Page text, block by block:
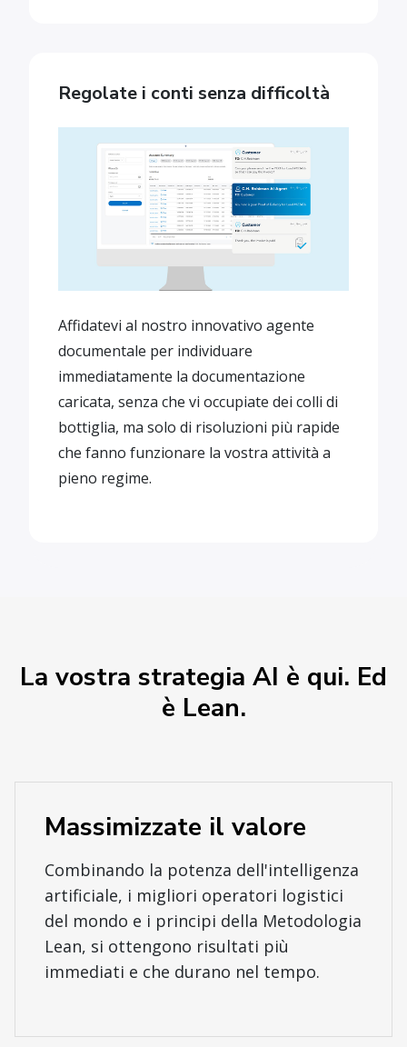
Regolate i conti senza difficoltà
Affidatevi al nostro innovativo agente
documentale per individuare
immediatamente la documentazione
caricata, senza che vi occupiate dei colli di
bottiglia, ma solo di risoluzioni più rapide
che fanno funzionare la vostra attività a
pieno regime.
La vostra strategia AI è qui. Ed
è Lean.
Massimizzate il valore
Combinando la potenza dell'intelligenza
artificiale, i migliori operatori logistici
del mondo e i principi della Metodologia
Lean, si ottengono risultati più
immediati e che durano nel tempo.